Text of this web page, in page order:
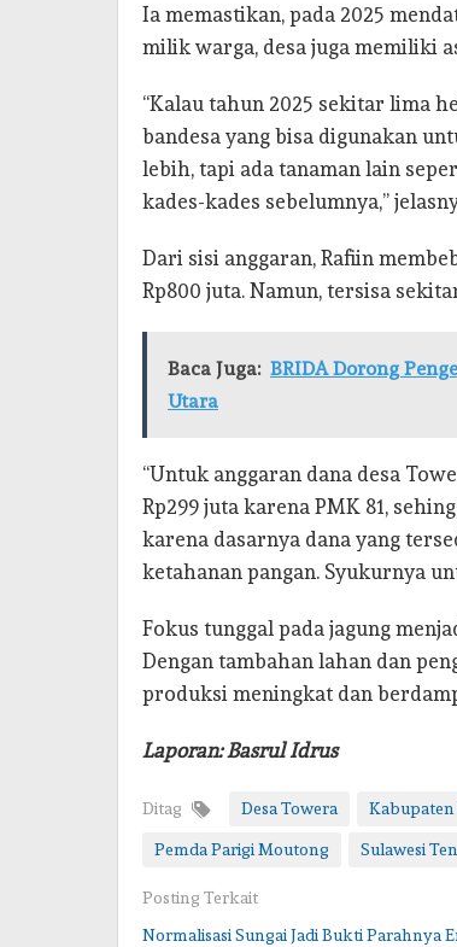
Ia memastikan, pada 2025
milik warga, desa juga memiliki
“Kalau tahun 2025 sekitar lima
bandesa yang bisa digunakan
lebih, tapi ada tanaman lain
kades-kades sebelumnya,”
Dari sisi anggaran, Rafiin
Rp800 juta. Namun, tersisa
Baca Juga: BRIDA Dorong
Utara
“Untuk anggaran dana desa
Rp299 juta karena PMK 81,
karena dasarnya dana yang
ketahanan pangan. Syukurnya
Fokus tunggal pada jagung
Dengan tambahan lahan dan
produksi meningkat dan
Laporan: Basrul Idrus
Ditag Desa Towera
Pemda Parigi Moutong Sulawesi
Posting Terkait
Normalisasi Sungai Jadi Bukti Parahnya